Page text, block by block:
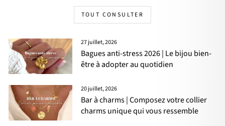
TOUT CONSULTER
27 juillet, 2026
Bagues anti-stress 2026 | Le bijou bien-
être à adopter au quotidien
20 juillet, 2026
Bar à charms | Composez votre collier
charms unique qui vous ressemble